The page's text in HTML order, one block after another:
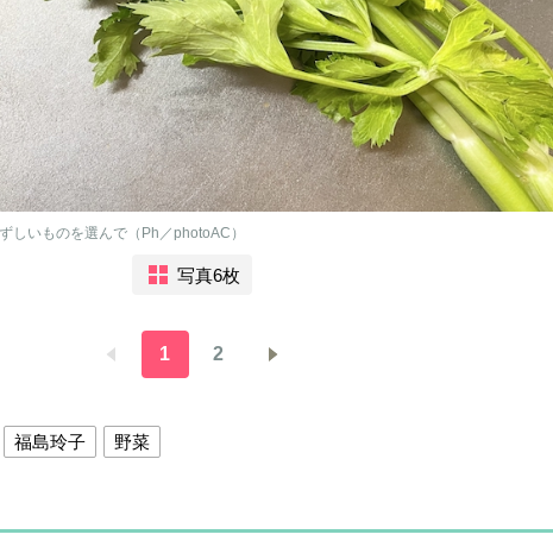
しいものを選んで（Ph／photoAC）
写真6枚
1 2
福島玲子 野菜